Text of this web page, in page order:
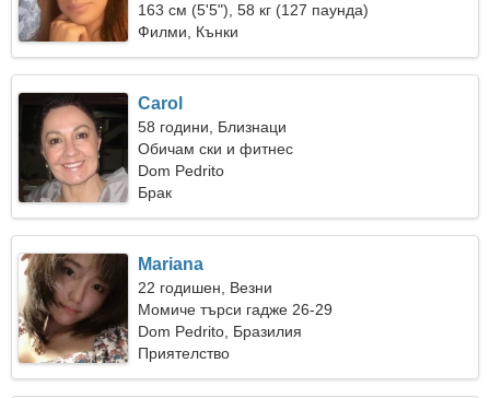
163 см (5'5"), 58 кг (127 паунда)
Филми, Кънки
Carol
58 години, Близнаци
Обичам ски и фитнес
Dom Pedrito
Брак
Mariana
22 годишен, Везни
Момиче търси гадже 26-29
Dom Pedrito, Бразилия
Приятелство